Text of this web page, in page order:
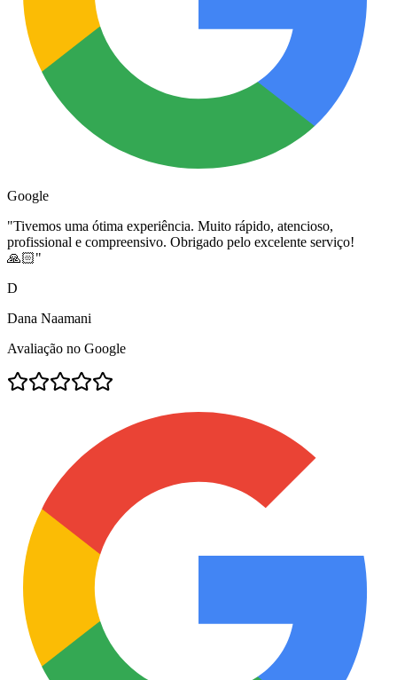
Google
"Tivemos uma ótima experiência. Muito rápido, atencioso,
profissional e compreensivo. Obrigado pelo excelente serviço!
🙏🏻"
D
Dana Naamani
Avaliação no Google